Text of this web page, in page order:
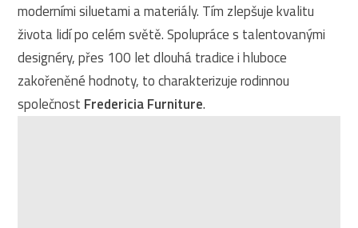
moderními siluetami a materiály. Tím zlepšuje kvalitu
života lidí po celém světě. Spolupráce s talentovanými
designéry, přes 100 let dlouhá tradice i hluboce
zakořeněné hodnoty, to charakterizuje rodinnou
společnost Fredericia Furniture.